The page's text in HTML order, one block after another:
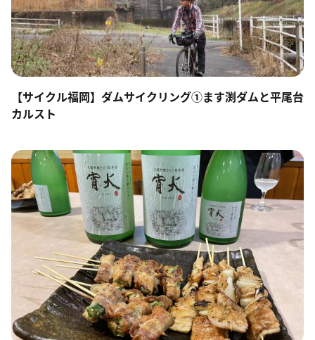
【サイクル福岡】ダムサイクリング①ます渕ダムと平尾台
カルスト